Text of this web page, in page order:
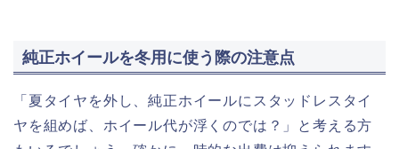
純正ホイールを冬用に使う際の注意点
「夏タイヤを外し、純正ホイールにスタッドレスタイ
ヤを組めば、ホイール代が浮くのでは？」と考える方